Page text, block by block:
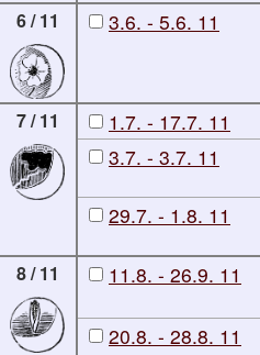
6 / 11
3.6. - 5.6. 11
7 / 11 1.7. - 17.7. 11
3.7. - 3.7. 11
29.7. - 1.8. 11
8 / 11
11.8. - 26.9. 11
20.8. - 28.8. 11